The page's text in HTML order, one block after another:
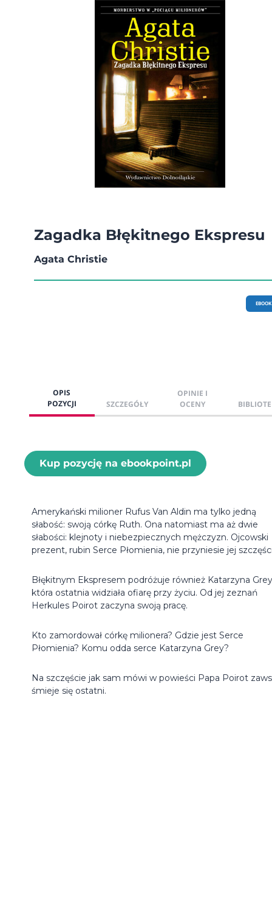
Zagadka Błękitnego Ekspresu
Agata Christie
EBOOK
OPIS
POZYCJI
SZCZEGÓŁY
OPINIE I
OCENY
Kup pozycję na ebookpoint.pl
Amerykański milioner Rufus Van Aldin ma tylko jedną
słabość: swoją córkę Ruth. Ona natomiast ma aż dwie
słabości: klejnoty i niebezpiecznych mężczyzn. Ojcowski
prezent, rubin Serce Płomienia, nie przyniesie jej
Błękitnym Ekspresem podróżuje również Katarzyna
która ostatnia widziała ofiarę przy życiu. Od jej zeznań
Herkules Poirot zaczyna swoją pracę.
Kto zamordował córkę milionera? Gdzie jest Serce
Płomienia? Komu odda serce Katarzyna Grey?
Na szczęście jak sam mówi w powieści Papa Poirot
śmieje się ostatni.